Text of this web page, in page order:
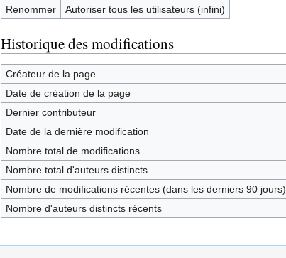
Renommer
Autoriser tous les utilisateurs (infini)
Historique des modifications
Créateur de la page
Date de création de la page
Dernier contributeur
Date de la dernière modification
Nombre total de modifications
Nombre total d'auteurs distincts
Nombre de modifications récentes (dans les derniers 90 jours)
Nombre d'auteurs distincts récents